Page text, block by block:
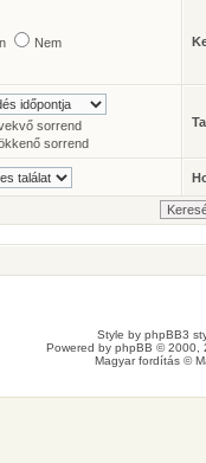
Nem
sorrend
sorrend
Style by phpBB3
Powered by phpBB © 2000,
Magyar fordítás ©